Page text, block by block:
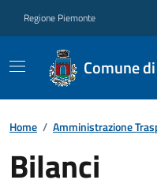
Regione Piemonte
Comune
Home / Amministrazione
Bilanci